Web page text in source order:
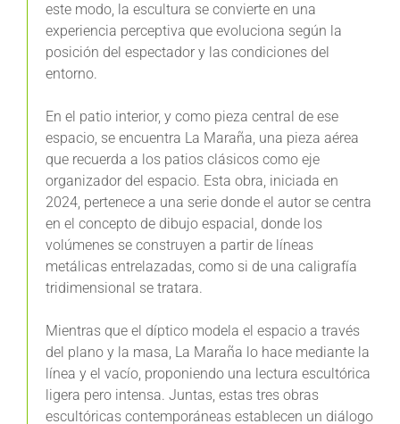
este modo, la escultura se convierte en una
experiencia perceptiva que evoluciona según la
posición del espectador y las condiciones del
entorno.
En el patio interior, y como pieza central de ese
espacio, se encuentra La Maraña, una pieza aérea
que recuerda a los patios clásicos como eje
organizador del espacio. Esta obra, iniciada en
2024, pertenece a una serie donde el autor se centra
en el concepto de dibujo espacial, donde los
volúmenes se construyen a partir de líneas
metálicas entrelazadas, como si de una caligrafía
tridimensional se tratara.
Mientras que el díptico modela el espacio a través
del plano y la masa, La Maraña lo hace mediante la
línea y el vacío, proponiendo una lectura escultórica
ligera pero intensa. Juntas, estas tres obras
escultóricas contemporáneas establecen un diálogo